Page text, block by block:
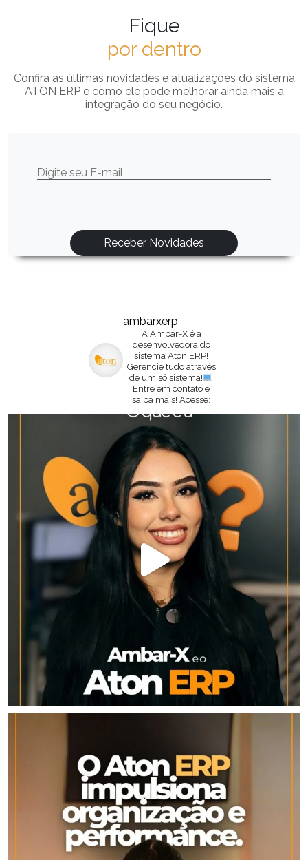
Fique
por dentro
Confira as últimas novidades e atualizações do sistema
ATON ERP e como ele pode melhorar ainda mais a
integração do seu negócio.
ambarxerp
A Ambar-X é a
desenvolvedora do
sistema Aton ERP!
Gerencie tudo através
de um só sistema!
Entre em contato e
saiba mais! Acesse: